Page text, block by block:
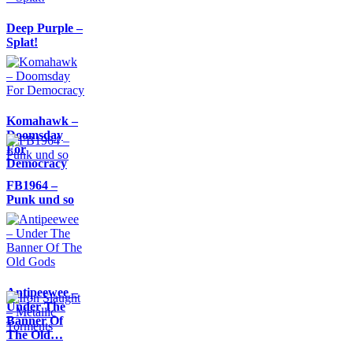
Deep Purple –
Splat!
Komahawk –
Doomsday
For
Democracy
FB1964 –
Punk und so
Antipeewee –
Under The
Banner Of
The Old…